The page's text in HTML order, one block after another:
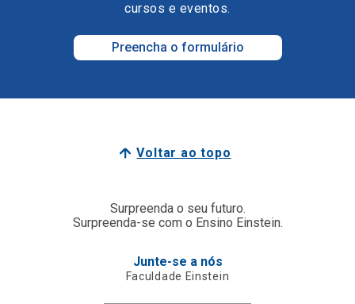
cursos e eventos.
Preencha o formulário
Voltar ao topo
Surpreenda o seu futuro.
Surpreenda-se com o Ensino Einstein.
Junte-se a nós
Faculdade Einstein